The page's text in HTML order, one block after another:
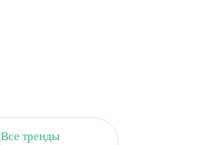
Все тренды